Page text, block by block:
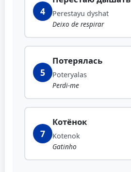
4
Perestayu dyshat
Deixo de respirar
5
Потерялась
Poteryalas
Perdi-me
7
Котёнок
Kotenok
Gatinho